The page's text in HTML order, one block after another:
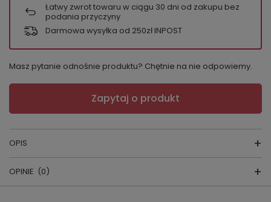
Łatwy zwrot towaru w ciągu 30 dni od zakupu bez
podania przyczyny
Darmowa wysyłka od 250zł INPOST
Masz pytanie odnośnie produktu? Chętnie na nie odpowiemy.
Zapytaj o produkt
OPIS
FIGI Shae
OPINIE (0)